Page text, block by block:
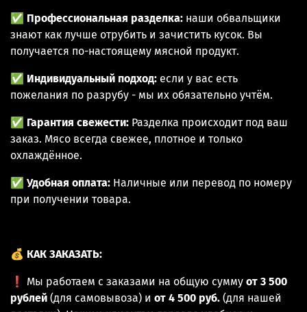
✅ Профессиональная разделка: наши обвальщики
знают как лучше отрубить и зачистить кусок. Вы
получается по-настоящему мясной продукт.
✅ Индивидуальный подход: если у вас есть
пожелания по разрубу - мы их обязательно учтём.
✅ Гарантия свежести: Разделка происходит под ваш
заказ. Мясо всегда свежее, плотное и только
охлаждённое.
✅ Удобная оплата: Наличные или перевод по номеру
при получении товара.
💰 КАК ЗАКАЗАТЬ:
❗ Мы работаем с заказами на общую сумму от 3 500
рублей (для самовывоза) и от 4 500 руб. (для нашей